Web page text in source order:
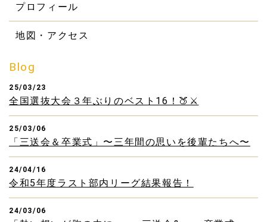
プロフィール
地図・アクセス
Blog
25/03/23
全国選抜大会３年ぶりのベスト16！🍑⚔️
25/03/06
「三送会＆卒業式」〜三年間の思いを後輩たちへ〜
24/04/16
令和5年度ラスト部内リーグ結果報告！
24/03/06